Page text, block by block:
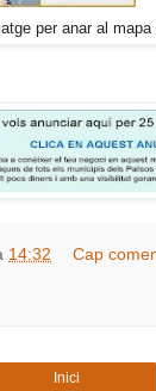
per anar al mapa
14:32 Cap
Inici